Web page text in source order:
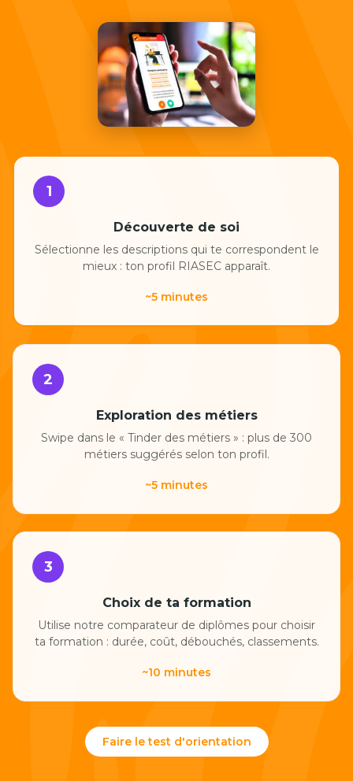
1
Découverte de soi
Sélectionne les descriptions qui te correspondent le
mieux : ton profil RIASEC apparaît.
~5 minutes
2
Exploration des métiers
Swipe dans le « Tinder des métiers » : plus de 300
métiers suggérés selon ton profil.
~5 minutes
3
Choix de ta formation
Utilise notre comparateur de diplômes pour choisir
ta formation : durée, coût, débouchés, classements.
~10 minutes
Faire le test d'orientation